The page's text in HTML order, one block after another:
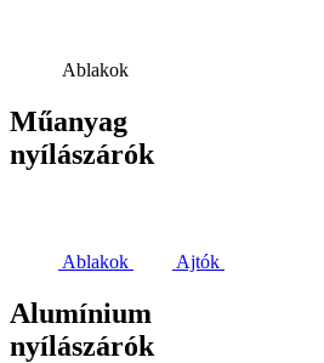
Ablakok
Műanyag
nyílászárók
Ablakok Ajtók
Alumínium
nyílászárók